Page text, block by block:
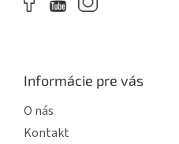
Informácie pre vás
O nás
Kontakt